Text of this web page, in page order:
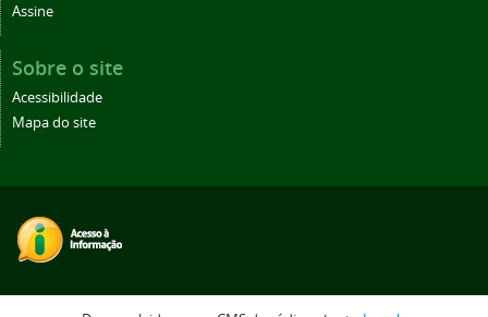
Assine
Sobre o site
Acessibilidade
Mapa do site